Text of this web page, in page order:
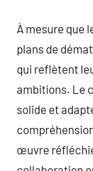
À mesure que
plans de
qui reflètent
ambitions. Le
solide et
œuvre